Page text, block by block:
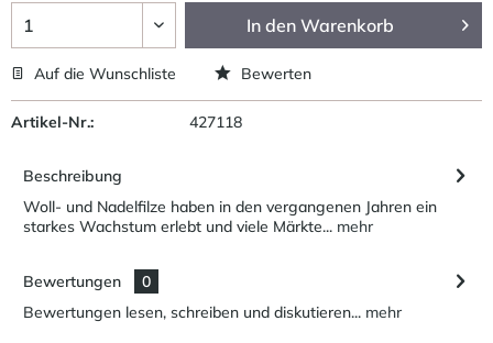
In den Warenkorb
Auf die Wunschliste Bewerten
Artikel-Nr.: 427118
Beschreibung
Woll- und Nadelfilze haben in den vergangenen Jahren ein
starkes Wachstum erlebt und viele Märkte... mehr
Bewertungen
0
Bewertungen lesen, schreiben und diskutieren... mehr